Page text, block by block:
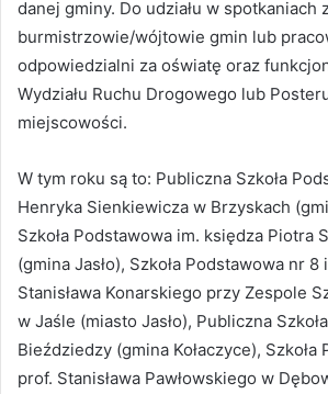
danej gminy. Do udziału w spotkaniach
burmistrzowie/wójtowie gmin lub
odpowiedzialni za oświatę oraz
Wydziału Ruchu Drogowego lub
miejscowości.
W tym roku są to: Publiczna Szkoła
Henryka Sienkiewicza w Brzyskach
Szkoła Podstawowa im. księdza Piotra
(gmina Jasło), Szkoła Podstawowa nr 8
Stanisława Konarskiego przy Zespole
w Jaśle (miasto Jasło), Publiczna
Bieździedzy (gmina Kołaczyce), Szkoła
prof. Stanisława Pawłowskiego w